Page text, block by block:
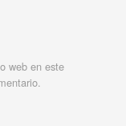
web en este